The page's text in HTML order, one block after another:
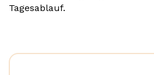
Tagesablauf.